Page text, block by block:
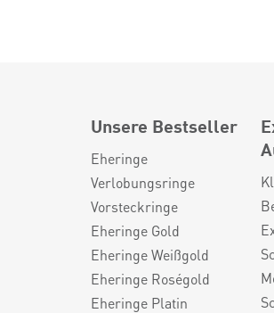
Unsere Bestseller
Eheringe
Verlobungsringe
Vorsteckringe
Eheringe Gold
Eheringe Weißgold
Eheringe Roségold
Eheringe Platin